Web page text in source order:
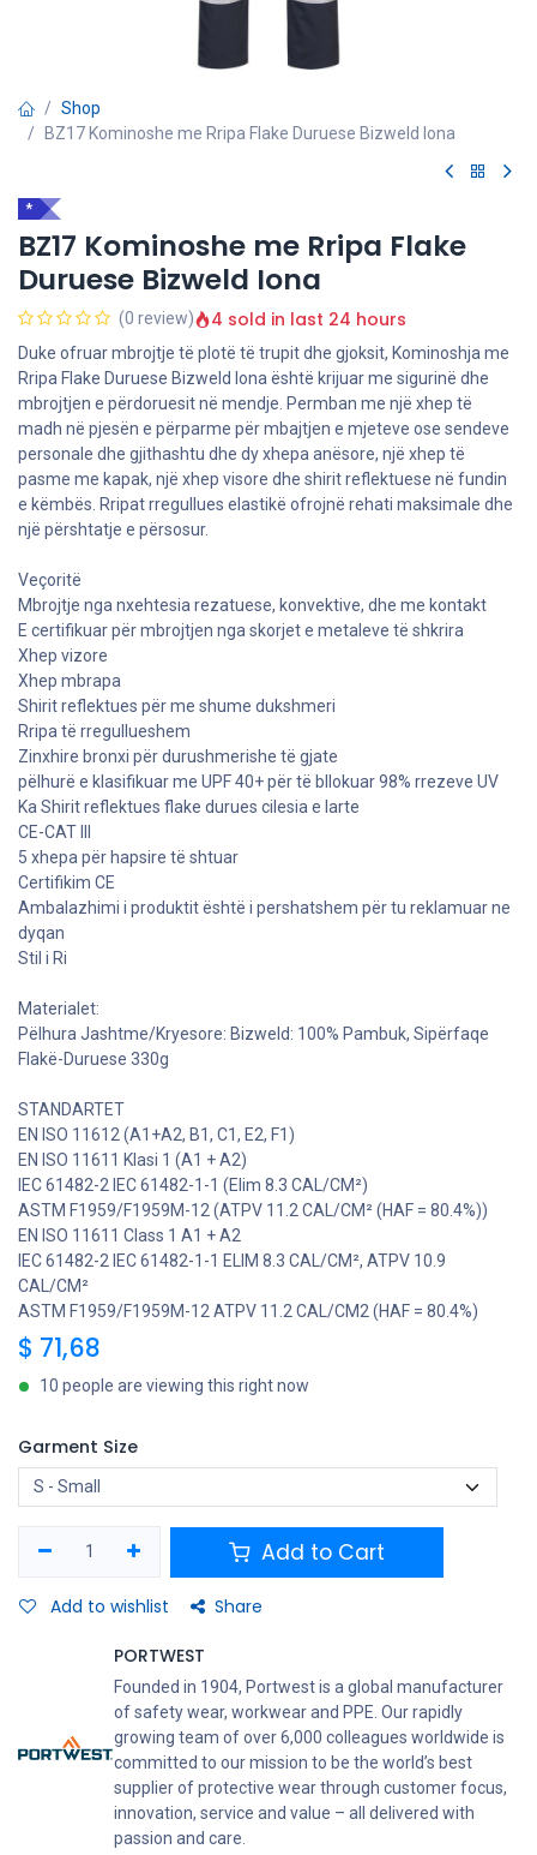
Shop
BZ17 Kominoshe me Rripa Flake Duruese Bizweld Iona
*
BZ17 Kominoshe me Rripa Flake
Duruese Bizweld Iona
(0 review) 4 sold in last 24 hours
Duke ofruar mbrojtje të plotë të trupit dhe gjoksit, Kominoshja me
Rripa Flake Duruese Bizweld Iona është krijuar me sigurinë dhe
mbrojtjen e përdoruesit në mendje. Permban me një xhep të
madh në pjesën e përparme për mbajtjen e mjeteve ose sendeve
personale dhe gjithashtu dhe dy xhepa anësore, një xhep të
pasme me kapak, një xhep visore dhe shirit reflektuese në fundin
e këmbës. Rripat rregullues elastikë ofrojnë rehati maksimale dhe
një përshtatje e përsosur.
Veçoritë
Mbrojtje nga nxehtesia rezatuese, konvektive, dhe me kontakt
E certifikuar për mbrojtjen nga skorjet e metaleve të shkrira
Xhep vizore
Xhep mbrapa
Shirit reflektues për me shume dukshmeri
Rripa të rregullueshem
Zinxhire bronxi për durushmerishe të gjate
pëlhurë e klasifikuar me UPF 40+ për të bllokuar 98% rrezeve UV
Ka Shirit reflektues flake durues cilesia e larte
CE-CAT III
5 xhepa për hapsire të shtuar
Certifikim CE
Ambalazhimi i produktit është i pershatshem për tu reklamuar ne
dyqan
Stil i Ri
Materialet:
Pëlhura Jashtme/Kryesore: Bizweld: 100% Pambuk, Sipërfaqe
Flakë-Duruese 330g
STANDARTET
EN ISO 11612 (A1+A2, B1, C1, E2, F1)
EN ISO 11611 Klasi 1 (A1 + A2)
IEC 61482-2 IEC 61482-1-1 (Elim 8.3 CAL/CM²)
ASTM F1959/F1959M-12 (ATPV 11.2 CAL/CM² (HAF = 80.4%))
EN ISO 11611 Class 1 A1 + A2
IEC 61482-2 IEC 61482-1-1 ELIM 8.3 CAL/CM², ATPV 10.9
CAL/CM²
ASTM F1959/F1959M-12 ATPV 11.2 CAL/CM2 (HAF = 80.4%)
$ 71,68
10 people are viewing this right now
Garment Size
Add to Cart
Add to wishlist Share
PORTWEST
Founded in 1904, Portwest is a global manufacturer
of safety wear, workwear and PPE. Our rapidly
growing team of over 6,000 colleagues worldwide is
committed to our mission to be the world’s best
supplier of protective wear through customer focus,
innovation, service and value – all delivered with
passion and care.